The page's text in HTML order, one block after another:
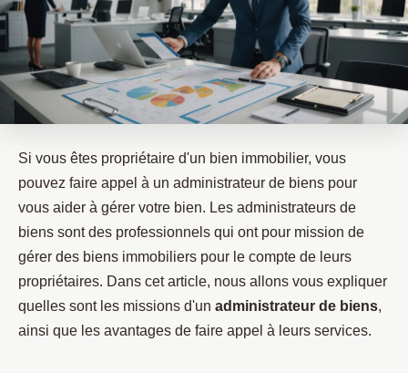
Si vous êtes propriétaire d'un bien immobilier, vous
pouvez faire appel à un administrateur de biens pour
vous aider à gérer votre bien. Les administrateurs de
biens sont des professionnels qui ont pour mission de
gérer des biens immobiliers pour le compte de leurs
propriétaires. Dans cet article, nous allons vous expliquer
quelles sont les missions d'un administrateur de biens,
ainsi que les avantages de faire appel à leurs services.